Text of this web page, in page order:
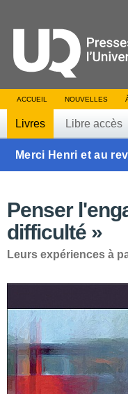
ACCUEIL NOUVELLES
Livres Libre accès
Merci Henri et au
Penser
difficulté »
Leurs expériences à